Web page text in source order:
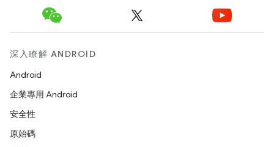
深入瞭解 ANDROID
Android
企業專用 Android
安全性
原始碼